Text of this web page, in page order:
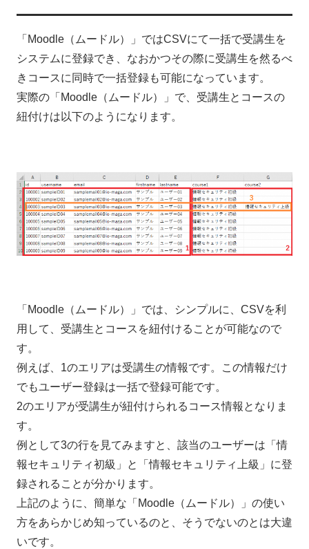
「Moodle（ムードル）」ではCSVにて一括で受講生を
システムに登録でき、なおかつその際に受講生を然るべ
きコースに同時で一括登録も可能になっています。
実際の「Moodle（ムードル）」で、受講生とコースの
紐付けは以下のようになります。
「Moodle（ムードル）」では、シンプルに、CSVを利
用して、受講生とコースを紐付けることが可能なので
す。
例えば、1のエリアは受講生の情報です。この情報だけ
でもユーザー登録は一括で登録可能です。
2のエリアが受講生が紐付けられるコース情報となりま
す。
例として3の行を見てみますと、該当のユーザーは「情
報セキュリティ初級」と「情報セキュリティ上級」に登
録されることが分かります。
上記のように、簡単な「Moodle（ムードル）」の使い
方をあらかじめ知っているのと、そうでないのとは大違
いです。